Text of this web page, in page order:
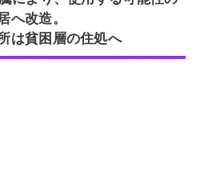
へ改造。
は貧困層の住処へ